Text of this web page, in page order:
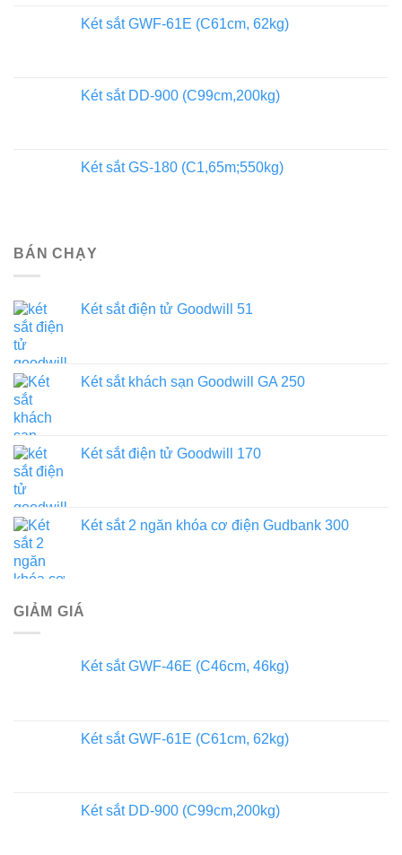
Két sắt GWF-61E (C61cm, 62kg)
Két sắt DD-900 (C99cm,200kg)
Két sắt GS-180 (C1,65m;550kg)
BÁN CHẠY
Két sắt điện tử Goodwill 51
Két sắt khách sạn Goodwill GA 250
Két sắt điện tử Goodwill 170
Két sắt 2 ngăn khóa cơ điện Gudbank 300
GIẢM GIÁ
Két sắt GWF-46E (C46cm, 46kg)
Két sắt GWF-61E (C61cm, 62kg)
Két sắt DD-900 (C99cm,200kg)